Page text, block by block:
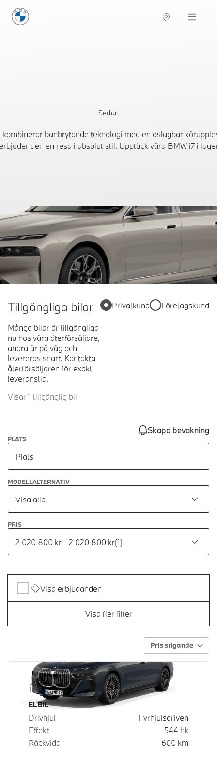
BMW Sverige Navigation
Sedan
banbrytande teknologi med en oslagbar
den en resa i absolut stil. Upptäck våra BMW i7 i
Tillgängliga bilar
Många bilar är tillgängliga
nu hos våra återförsäljare,
andra är på väg och
levereras snart. Kontakta
återförsäljaren för exakt
leveranstid.
Visar 1 tillgänglig bil
Privatkund Företagskund
Skapa bevakning
PLATS
Plats
MODELLALTERNATIV
Visa alla
PRIS
2 020 800 kr - 2 020 800 kr(1)
Visa erbjudanden
Visa fler filter
Pris stigande
i7 xDrive60
Bränsle
ELBIL
Drivhjul
Fyrhjulsdriven
Effekt
544 hk
Räckvidd
600 km